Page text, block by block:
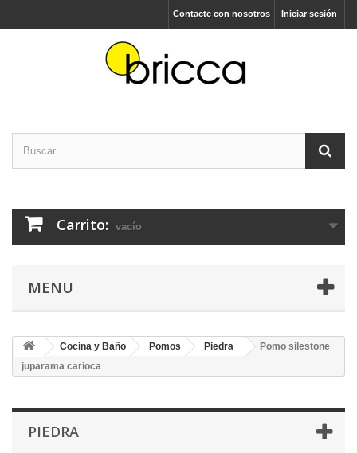
Iniciar sesión
Contacte con nosotros
Carrito: vacío
MENU
Cocina y Baño Pomos Piedra
Pomo silestone
juparama carioca
PIEDRA